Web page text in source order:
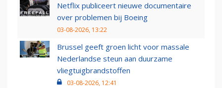
Netflix publiceert nieuwe documentaire
over problemen bij Boeing
03-08-2026, 13:22
Brussel geeft groen licht voor massale
Nederlandse steun aan duurzame
vliegtuigbrandstoffen
03-08-2026, 12:41